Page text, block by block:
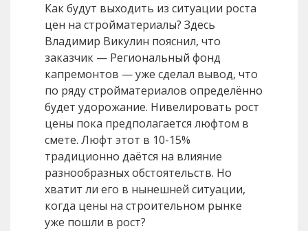
Как будут выходить из ситуации роста
цен на стройматериалы? Здесь
Владимир Викулин пояснил, что
заказчик — Региональный фонд
капремонтов — уже сделал вывод, что
по ряду стройматериалов определённо
будет удорожание. Нивелировать рост
цены пока предполагается люфтом в
смете. Люфт этот в 10-15%
традиционно даётся на влияние
разнообразных обстоятельств. Но
хватит ли его в нынешней ситуации,
когда цены на строительном рынке
уже пошли в рост?